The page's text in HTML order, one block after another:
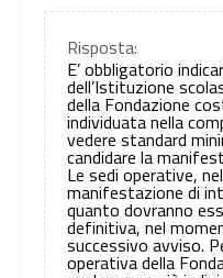
Risposta:
E’ obbligatorio
dell’Istituzione
della Fondazione
individuata nella
vedere standard
candidare la
Le sedi operative,
manifestazione di
quanto dovranno
definitiva, nel
successivo avviso.
operativa della